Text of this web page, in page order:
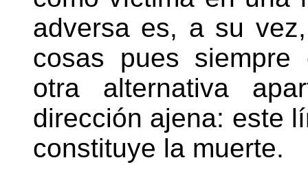
adversa es, a su
cosas pues siempre
otra alternativa
dirección ajena: este
constituye la muerte.